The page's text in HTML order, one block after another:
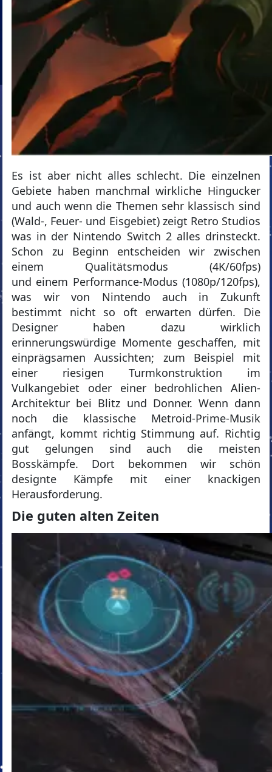
Es ist aber nicht alles schlecht. Die einzelnen
Gebiete haben manchmal wirkliche Hingucker
und auch wenn die Themen sehr klassisch sind
(Wald-, Feuer- und Eisgebiet) zeigt Retro Studios
was in der Nintendo Switch 2 alles drinsteckt.
Schon zu Beginn entscheiden wir zwischen
einem Qualitätsmodus (4K/60fps)
und einem Performance-Modus (1080p/120fps),
was wir von Nintendo auch in Zukunft
bestimmt nicht so oft erwarten dürfen. Die
Designer haben dazu wirklich
erinnerungswürdige Momente geschaffen, mit
einprägsamen Aussichten; zum Beispiel mit
einer riesigen Turmkonstruktion im
Vulkangebiet oder einer bedrohlichen Alien-
Architektur bei Blitz und Donner. Wenn dann
noch die klassische Metroid-Prime-Musik
anfängt, kommt richtig Stimmung auf. Richtig
gut gelungen sind auch die meisten
Bosskämpfe. Dort bekommen wir schön
designte Kämpfe mit einer knackigen
Herausforderung.
Die guten alten Zeiten